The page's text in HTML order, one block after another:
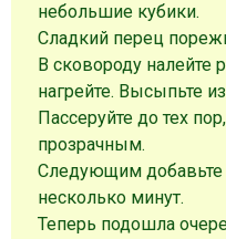
небольшие кубики.
Сладкий перец
В сковороду налейте
нагрейте. Высыпьте
Пассеруйте до тех
прозрачным.
Следующим добавьте
несколько минут.
Теперь подошла